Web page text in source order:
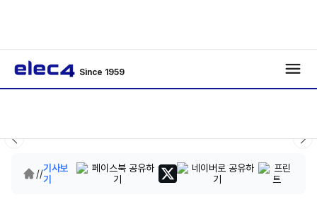
Since 1959
//기사보
기